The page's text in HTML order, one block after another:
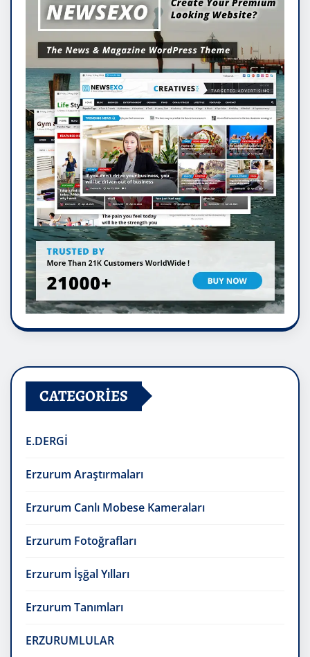
CATEGORIES
E.DERGİ
Erzurum Araştırmaları
Erzurum Canlı Mobese Kameraları
Erzurum Fotoğrafları
Erzurum İşğal Yılları
Erzurum Tanımları
ERZURUMLULAR